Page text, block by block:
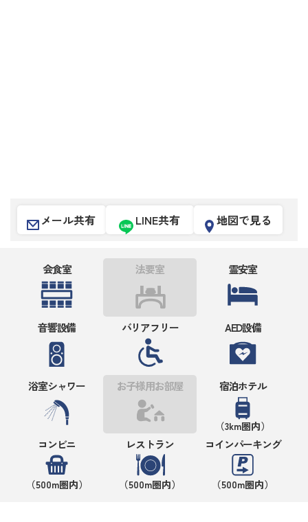
メール共有 LINE共有 地図で見る
会食室 法要室 霊安室
音響設備 バリアフリー AED設備
浴室シャワー お子様用お部屋 宿泊ホテル
（3km圏内）
コンビニ
（500m圏内）
レストラン
（500m圏内）
コインパーキング
（500m圏内）